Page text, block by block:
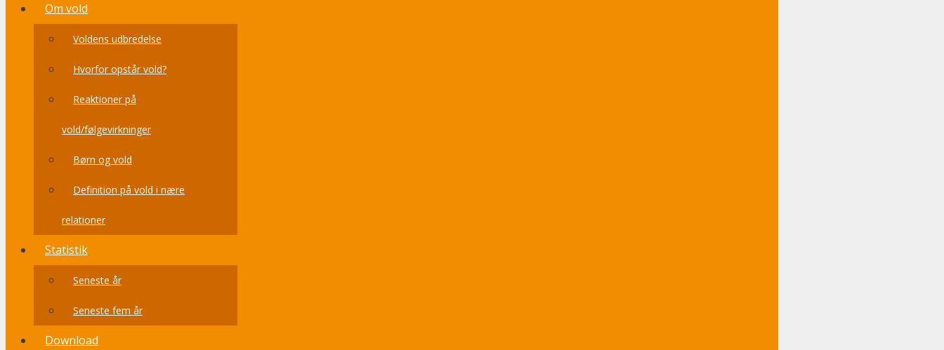
Om vold
Voldens udbredelse
Hvorfor opstår vold?
Reaktioner på
vold/følgevirkninger
Børn og vold
Definition på vold i nære
relationer
Statistik
Seneste år
Seneste fem år
Download